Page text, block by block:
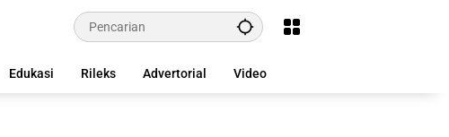
Edukasi Rileks Advertorial Video